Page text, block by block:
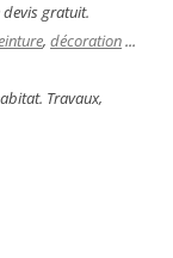
gratuit.
, décoration...
Travaux,